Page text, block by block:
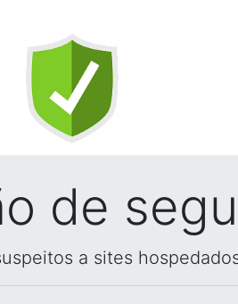
de
a sites